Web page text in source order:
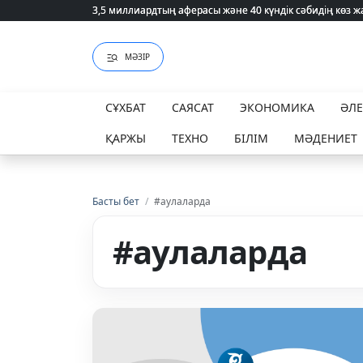
3,5 миллиардтың аферасы және 40 күндік сәбидің
3,5 миллиардтың аферасы және 40 күндік сәбидің
МӘЗІР
СҰХБАТ САЯСАТ ЭКОНОМИКА
ҚАРЖЫ
ТЕХНО БІЛІМ МӘДЕНИЕТ
Басты бет / #аулаларда
#аулаларда